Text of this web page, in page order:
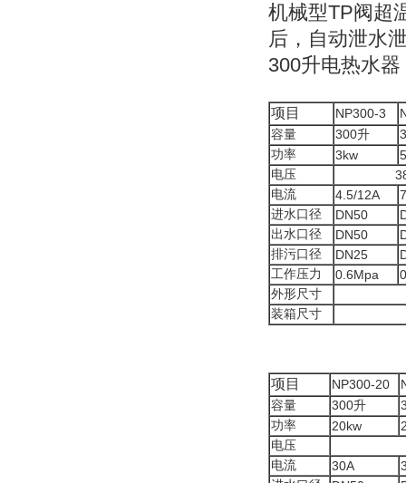
机械型TP阀超
后，自动泄水
300升电热水器
项目 NP300-3
容量
300升
功率
3kw
电压
电流
4.5/12A
进水口径
DN50
出水口径
DN50
排污口径
DN25
工作压力
0.6Mpa
外形尺寸
装箱尺寸
项目 NP300-20
容量
300升
功率
20kw
电压
电流
30A